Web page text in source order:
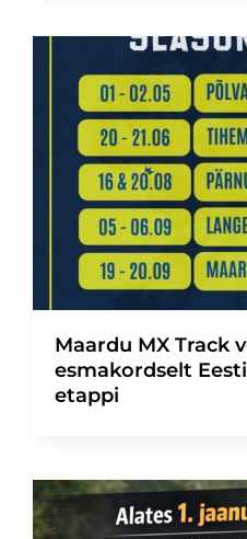
Maardu MX Track
esmakordselt
etappi